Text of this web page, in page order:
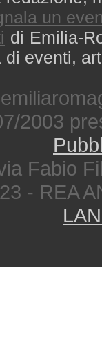
un
di Emilia-
eventi,
2003
Fabio
- REA